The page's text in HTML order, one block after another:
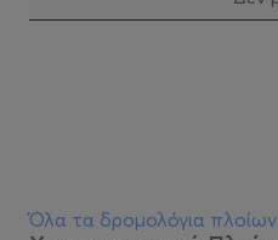
Όλα τα δρομολόγια πλοίων